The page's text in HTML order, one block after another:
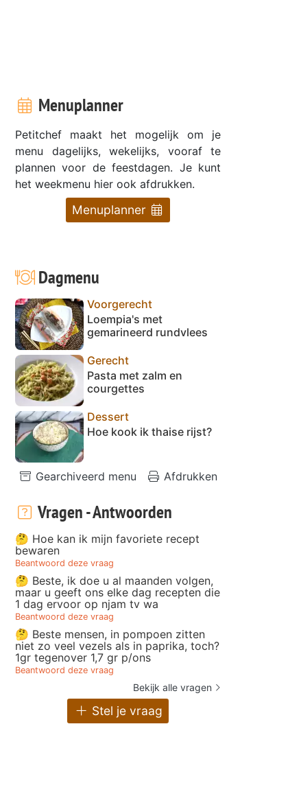
Menuplanner
Petitchef maakt het mogelijk om je
menu dagelijks, wekelijks, vooraf te
plannen voor de feestdagen. Je kunt
het weekmenu hier ook afdrukken.
Menuplanner
Dagmenu
Voorgerecht
Loempia's met
gemarineerd rundvlees
Gerecht
Pasta met zalm en
courgettes
Dessert
Hoe kook ik thaise rijst?
Gearchiveerd menu Afdrukken
Vragen - Antwoorden
🤔 Hoe kan ik mijn favoriete recept
bewaren
Beantwoord deze vraag
🤔 Beste, ik doe u al maanden volgen,
maar u geeft ons elke dag recepten die
1 dag ervoor op njam tv wa
Beantwoord deze vraag
🤔 Beste mensen, in pompoen zitten
niet zo veel vezels als in paprika, toch?
1gr tegenover 1,7 gr p/ons
Beantwoord deze vraag
Bekijk alle vragen
Stel je vraag